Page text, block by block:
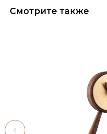
Смотрите также